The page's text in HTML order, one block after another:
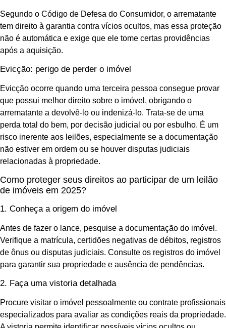
Segundo o Código de Defesa do Consumidor, o arrematante
tem direito à garantia contra vícios ocultos, mas essa proteção
não é automática e exige que ele tome certas providências
após a aquisição.
Evicção: perigo de perder o imóvel
Evicção ocorre quando uma terceira pessoa consegue provar
que possui melhor direito sobre o imóvel, obrigando o
arrematante a devolvê-lo ou indenizá-lo. Trata-se de uma
perda total do bem, por decisão judicial ou por esbulho. É um
risco inerente aos leilões, especialmente se a documentação
não estiver em ordem ou se houver disputas judiciais
relacionadas à propriedade.
Como proteger seus direitos ao participar de um leilão
de imóveis em 2025?
1. Conheça a origem do imóvel
Antes de fazer o lance, pesquise a documentação do imóvel.
Verifique a matrícula, certidões negativas de débitos, registros
de ônus ou disputas judiciais. Consulte os registros do imóvel
para garantir sua propriedade e ausência de pendências.
2. Faça uma vistoria detalhada
Procure visitar o imóvel pessoalmente ou contrate profissionais
especializados para avaliar as condições reais da propriedade.